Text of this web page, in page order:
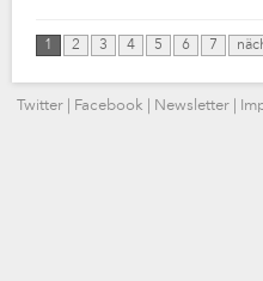
1 2 3 4 5 6 7
Twitter Facebook Newsletter